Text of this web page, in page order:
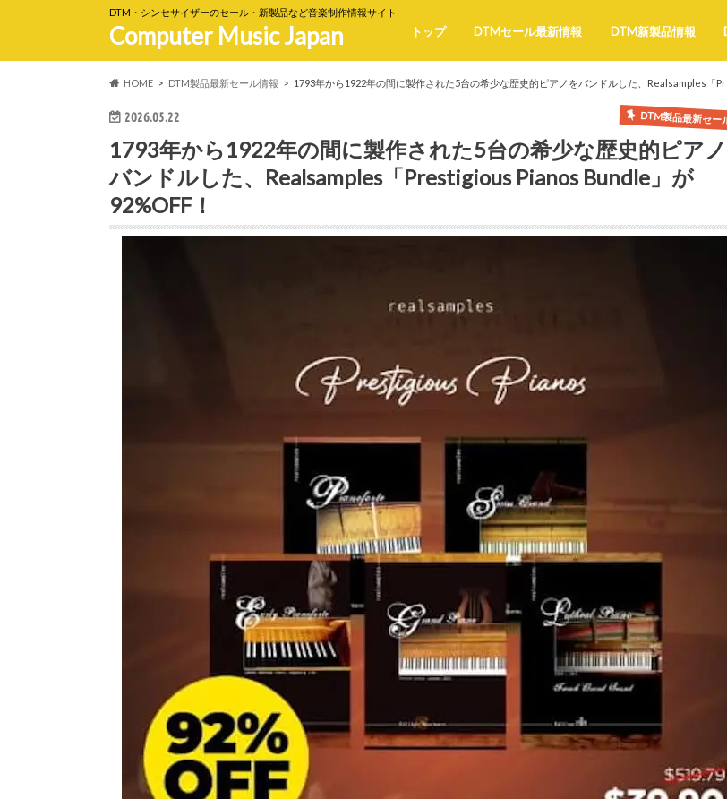
DTM・シンセサイザーのセール・新製品など音楽制作情報サイト
Computer Music Japan トップ DTMセール最新情報 DTM新製品情報
HOME DTM製品最新セール情報 1793年から1922年の間に製作された5台の希少な歴史的ピアノをバンドルした、Realsamples「
2026.05.22 DTM製品最新セー
1793年から1922年の間に製作された5台の希少な歴史的ピア
バンドルした、Realsamples「Prestigious Pianos Bundle」が
92%OFF！